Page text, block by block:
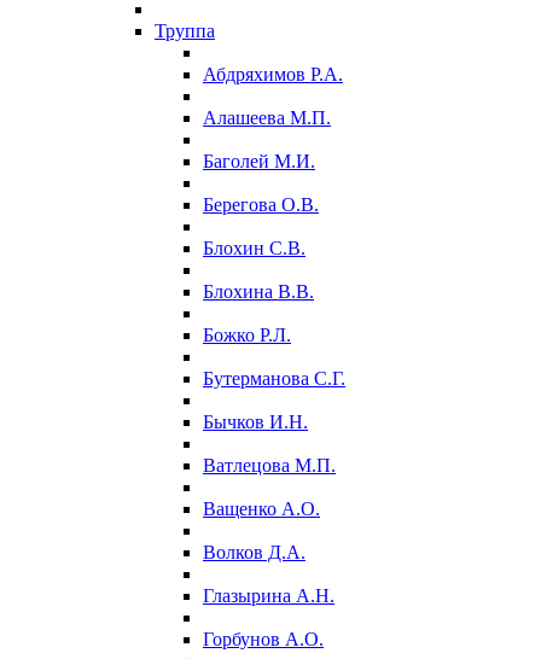
Труппа
Абдряхимов Р.А.
Алашеева М.П.
Баголей М.И.
Берегова О.В.
Блохин С.В.
Блохина В.В.
Божко Р.Л.
Бутерманова С.Г.
Бычков И.Н.
Ватлецова М.П.
Ващенко А.О.
Волков Д.А.
Глазырина А.Н.
Горбунов А.О.